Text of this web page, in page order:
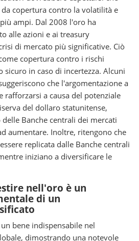
copertura contro la volatilità e
ampi. Dal 2008 l'oro ha
alle azioni e ai treasury
di mercato più significative. Ciò
copertura contro i rischi
in caso di incertezza. Alcuni
che l'argomentazione a
a causa del potenziale
del dollaro statunitense,
Banche centrali dei mercati
aumentare. Inoltre, ritengono che
replicata dalle Banche centrali
iniziano a diversificare le
nell'oro è un
di un
bene indispensabile nel
dimostrando una notevole